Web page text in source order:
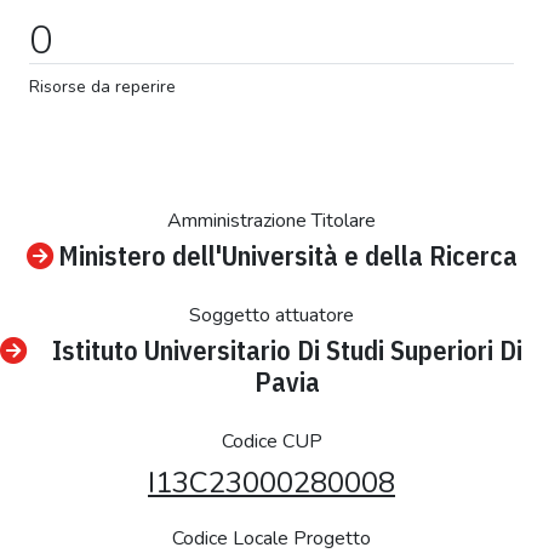
0
Risorse da reperire
Amministrazione Titolare
Ministero dell'Università e della Ricerca
Soggetto attuatore
Istituto Universitario Di Studi Superiori Di
Pavia
Codice CUP
I13C23000280008
Codice Locale Progetto